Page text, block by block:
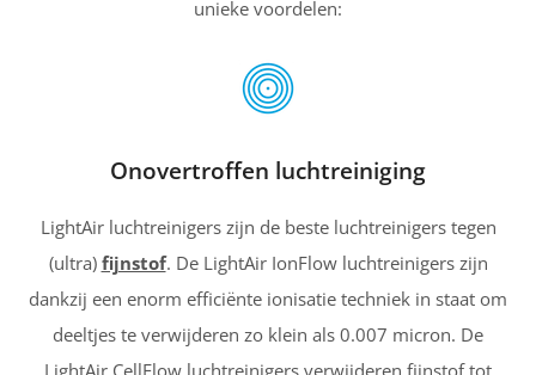
unieke voordelen:
Onovertroffen luchtreiniging
LightAir luchtreinigers zijn de beste luchtreinigers tegen
(ultra) fijnstof. De LightAir IonFlow luchtreinigers zijn
dankzij een enorm efficiënte ionisatie techniek in staat om
deeltjes te verwijderen zo klein als 0.007 micron. De
LightAir CellFlow luchtreinigers verwijderen fijnstof tot